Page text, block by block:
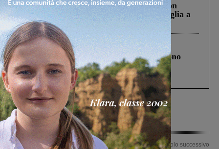
Scomparso da una struttura di Castiglion
Fiorentino l’uomo che aveva ucciso la figlia a
Levane nel 2020
Cronaca 4 Agosto 2026
Un anno fa la strage in A1 in cui morirono
Gianni, Giulia e Franco. Lo schianto, il
processo, lo stop ai sorpassi fra tir....
Articolo precedente
Articolo successivo